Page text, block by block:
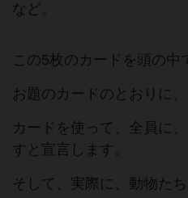
など。
この5枚のカードを頭の中
お題のカードのとおりに
カードを使って、全員に
すと宣言します。
そして、実際に、動物た